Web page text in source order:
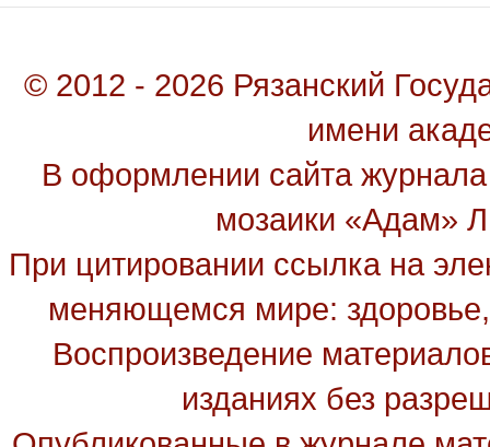
© 2012 - 2026 Рязанский
имени
В оформлении сайта
мозаики «Адам»
При цитировании ссылка на
меняющемся мире: здоровье,
Воспроизведение
изданиях без